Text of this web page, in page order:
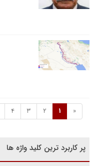
«
1
2
3
4
پر کاربرد ترین کلید واژه ها